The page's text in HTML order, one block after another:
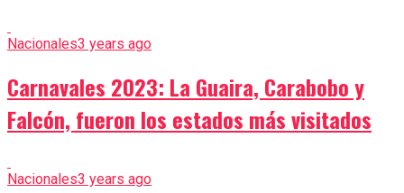
Nacionales3 years ago
Carnavales 2023: La Guaira, Carabobo y
Falcón, fueron los estados más visitados
Nacionales3 years ago